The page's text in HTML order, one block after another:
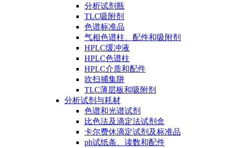
分析试剂瓶
TLC吸附剂
色谱标准品
气相色谱柱、配件和吸附剂
HPLC缓冲液
HPLC色谱柱
HPLC介质和配件
吹扫捕集阱
TLC薄层板和吸附剂
分析试剂与耗材
色谱和光谱试剂
比色法及滴定法试剂盒
卡尔费休滴定试剂及标准品
ph试纸条、读数和配件